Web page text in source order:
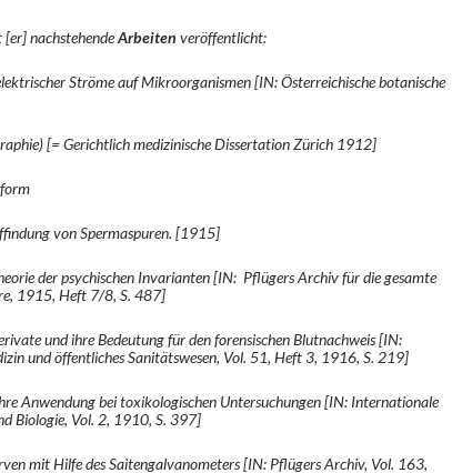
nachstehendeArbeiten veröffentlicht:
Ströme auf Mikroorganismen [IN: Österreichische botanische
[= Gerichtlich medizinische Dissertation Zürich 1912]
von Spermaspuren. [1915]
der psychischen Invarianten [IN: Pflügers Archiv für die gesamte
1915, Heft 7/8, S. 487]
und ihre Bedeutung für den forensischen Blutnachweis [IN:
und öffentliches Sanitätswesen, Vol. 51, Heft 3, 1916, S. 219]
Anwendung bei toxikologischen Untersuchungen [IN: Internationale
Biologie, Vol. 2, 1910, S. 397]
mit Hilfe des Saitengalvanometers [IN: Pflügers Archiv, Vol. 163,